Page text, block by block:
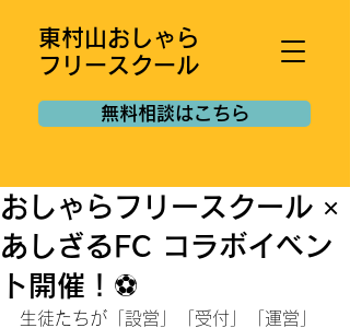
東村山おしゃら
フリースクール
無料相談はこちら
おしゃらフリースクール ×
あしざるFC コラボイベン
ト開催！⚽️
生徒たちが「設営」「受付」「運営」